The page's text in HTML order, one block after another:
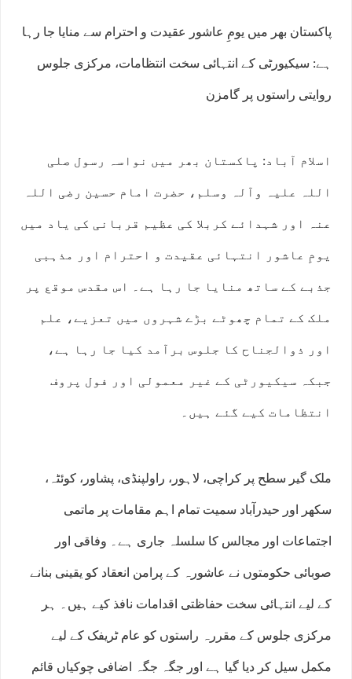
پاکستان بھر میں یومِ عاشور عقیدت و احترام سے منایا جا رہا
ہے: سیکیورٹی کے انتہائی سخت انتظامات، مرکزی جلوس
روایتی راستوں پر گامزن
اسلام آباد: پاکستان بھر میں نواسہ رسول صلی
اللہ علیہ وآلہ وسلم، حضرت امام حسین رضی اللہ
عنہ اور شہدائے کربلا کی عظیم قربانی کی یاد میں
یومِ عاشور انتہائی عقیدت و احترام اور مذہبی
جذبے کے ساتھ منایا جا رہا ہے۔ اس مقدس موقع پر
ملک کے تمام چھوٹے بڑے شہروں میں تعزیے، علم
اور ذوالجناح کا جلوس برآمد کیا جا رہا ہے،
جبکہ سیکیورٹی کے غیر معمولی اور فول پروف
انتظامات کیے گئے ہیں۔
ملک گیر سطح پر کراچی، لاہور، راولپنڈی، پشاور، کوئٹہ،
سکھر اور حیدرآباد سمیت تمام اہم مقامات پر ماتمی
اجتماعات اور مجالس کا سلسلہ جاری ہے۔ وفاقی اور
صوبائی حکومتوں نے عاشورہ کے پرامن انعقاد کو یقینی بنانے
کے لیے انتہائی سخت حفاظتی اقدامات نافذ کیے ہیں۔ ہر
مرکزی جلوس کے مقررہ راستوں کو عام ٹریفک کے لیے
مکمل سیل کر دیا گیا ہے اور جگہ جگہ اضافی چوکیاں قائم